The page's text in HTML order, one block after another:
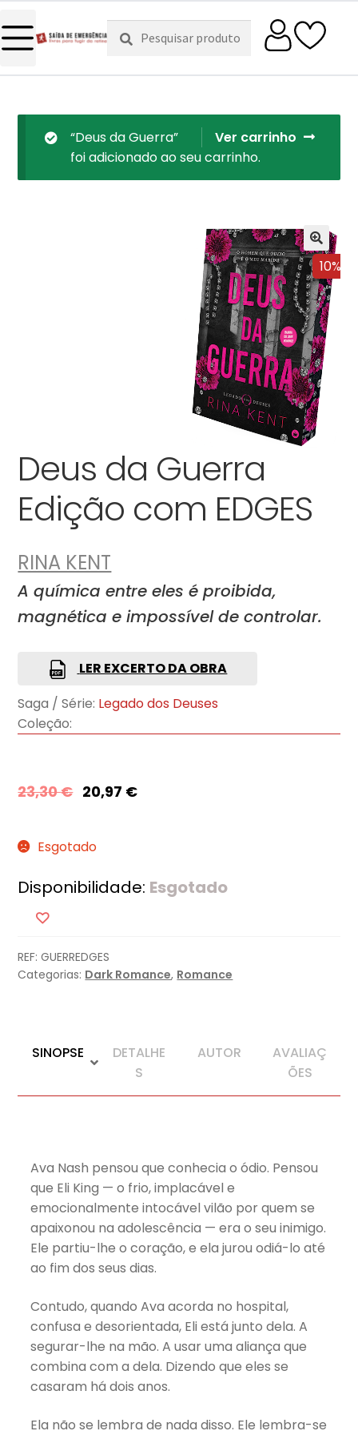
Pesquisar
por:
Pesquisa
Ver carrinho
“Deus da Guerra”
foi adicionado ao seu carrinho.
10%
Deus da Guerra
Edição com EDGES
RINA KENT
A química entre eles é proibida,
magnética e impossível de controlar.
LER EXCERTO DA OBRA
Saga / Série: Legado dos Deuses
Coleção:
23,30€ 20,97 €
Esgotado
Disponibilidade: Esgotado
REF:GUERREDGES
Categorias: Dark Romance, Romance
SINOPSE
DETALHE
S
AUTOR
AVALIAÇ
ÕES
Ava Nash pensou que conhecia o ódio. Pensou
que Eli King — o frio, implacável e
emocionalmente intocável vilão por quem se
apaixonou na adolescência — era o seu inimigo.
Ele partiu-lhe o coração, e ela jurou odiá-lo até
ao fim dos seus dias.
Contudo, quando Ava acorda no hospital,
confusa e desorientada, Eli está junto dela. A
segurar-lhe na mão. A usar uma aliança que
combina com a dela. Dizendo que eles se
casaram há dois anos.
Ela não se lembra de nada disso. Ele lembra-se